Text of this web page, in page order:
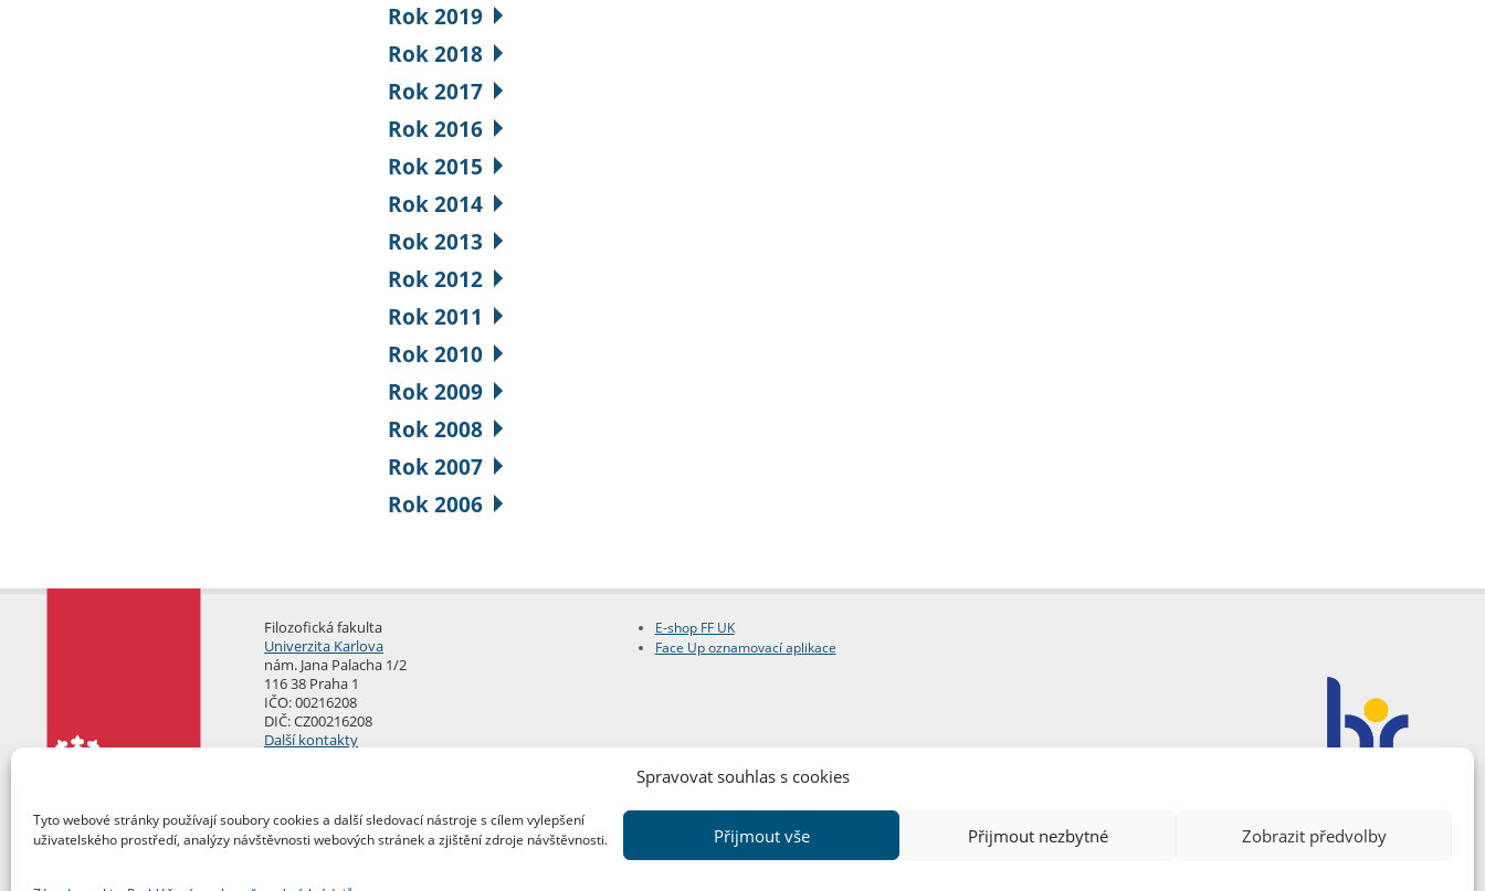
Spravovat souhlas s cookies
Tyto webové stránky používají soubory cookies a další sledovací nástroje s cílem vylepšení
uživatelského prostředí, analýzy návštěvnosti webových stránek a zjištění zdroje návštěvnosti.
Přijmout vše Přijmout nezbytné Zobrazit předvolby
Rok 2019
Rok 2018
Rok 2017
Rok 2016
Rok 2015
Rok 2014
Rok 2013
Rok 2012
Rok 2011
Rok 2010
Rok 2009
Rok 2008
Rok 2007
Rok 2006
Filozofická fakulta
Univerzita Karlova
nám. Jana Palacha 1/2
116 38 Praha 1
IČO: 00216208
DIČ: CZ00216208
Další kontakty
E-shop FF UK
Face Up oznamovací aplikace